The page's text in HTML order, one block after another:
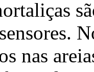
nas